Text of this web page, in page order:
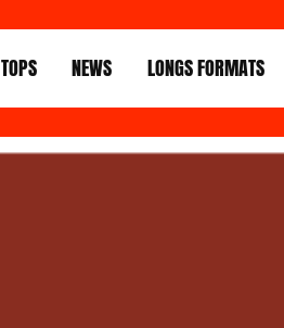
TOPS NEWS LONGS FORMATS